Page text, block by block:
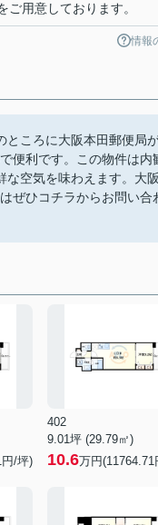
ご用意しております。
情報
ころに大阪本田郵便局
便利です。この物件は内
な空気を味わえます。大
ぜひコチラからお問い合
/坪)
402
9.01坪 (29.79㎡)
10.6万円(11764.71